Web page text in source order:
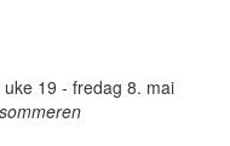
19 - fredag 8. mai